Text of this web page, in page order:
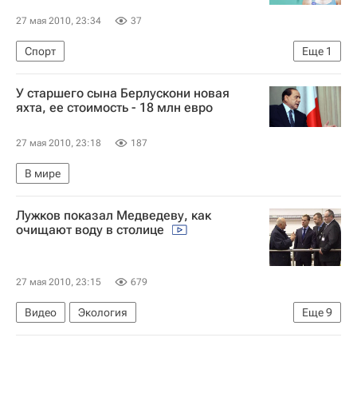
27 мая 2010, 23:34 37
Еще 1
Спорт
Открытый чемпионат Франции по теннису-2010
У старшего сына Берлускони новая
яхта, ее стоимость - 18 млн евро
27 мая 2010, 23:18 187
В мире
Лужков показал Медведеву, как
очищают воду в столице
27 мая 2010, 23:15 679
Еще9
Видео
Экология
Заседание Госсовета по экологии под председательством Медведева